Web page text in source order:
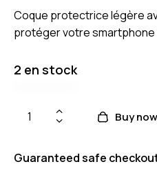
Coque protectrice légère
protéger votre smartphone
2 en stock
Buy now
Guaranteed safe